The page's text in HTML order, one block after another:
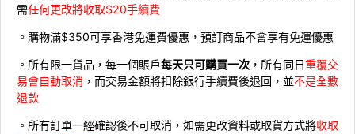
需任何更改將收取$20手續費
。購物滿$350可享香港免運費優惠，預訂商品不會享有免運優惠
。所有限一貨品，每一個賬戶每天只可購買一次 ，所有同日重覆交
易會自動取消 ，而交易金額將扣除銀行手續費後退回，並不是全數
退款
。所有訂單一經確認後不可取消，如需更改資料或取貨方式將收取